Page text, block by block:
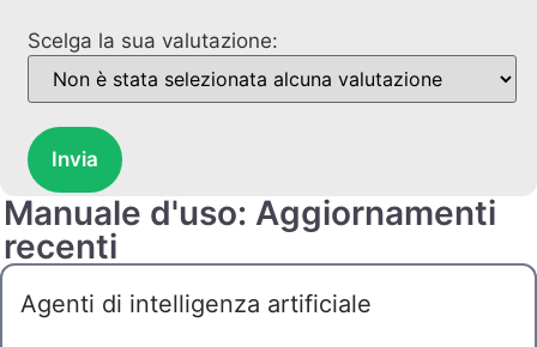
Scelga la sua valutazione:
Invia
Manuale d'uso: Aggiornamenti
recenti
Agenti di intelligenza artificiale